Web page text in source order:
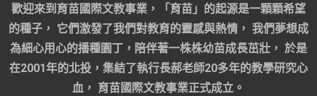
歡迎來到育苗國際文教事業，「育苗」的起源是一顆顆希望
的種子， 它們激發了我們對教育的靈感與熱情， 我們夢想成
為細心用心的播種園丁，陪伴著一株株幼苗成長茁壯， 於是
在2001年的北投，集結了執行長郝老師20多年的教學研究心
血， 育苗國際文教事業正式成立。